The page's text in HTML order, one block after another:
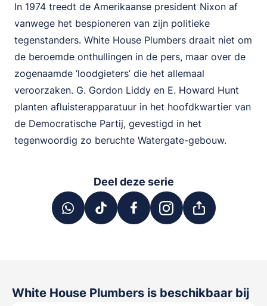
In 1974 treedt de Amerikaanse president Nixon af
vanwege het bespioneren van zijn politieke
tegenstanders. White House Plumbers draait niet om
de beroemde onthullingen in de pers, maar over de
zogenaamde ‘loodgieters’ die het allemaal
veroorzaken. G. Gordon Liddy en E. Howard Hunt
planten afluisterapparatuur in het hoofdkwartier van
de Democratische Partij, gevestigd in het
tegenwoordig zo beruchte Watergate-gebouw.
Deel deze serie
White House Plumbers is beschikbaar bij